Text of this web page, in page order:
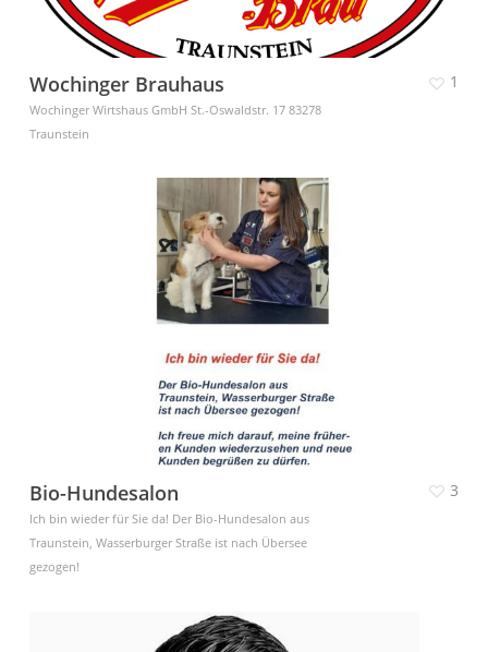
Wochinger Brauhaus
Wochinger Wirtshaus GmbH St.-Oswaldstr. 17 83278
Traunstein
1
Bio-Hundesalon
Ich bin wieder für Sie da! Der Bio-Hundesalon aus
Traunstein, Wasserburger Straße ist nach Übersee
gezogen!
3